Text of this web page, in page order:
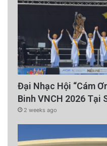
Đại Nhạc Hội “Cám
Binh VNCH 2026 Tại
2 weeks ago